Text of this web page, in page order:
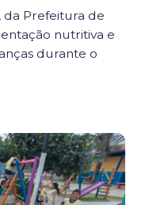
da Prefeitura de
nutritiva e
durante o